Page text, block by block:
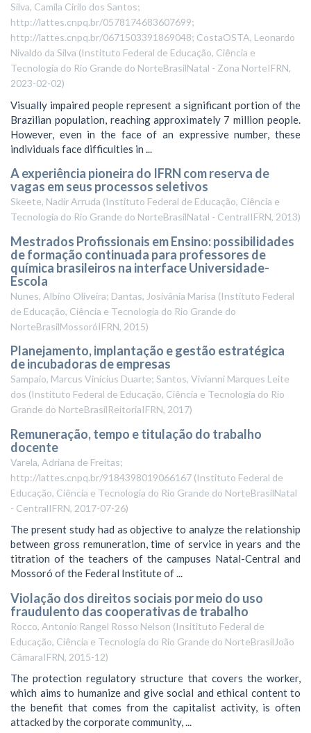
Silva, Camila Cirilo dos Santos;
http://lattes.cnpq.br/0578174683607699;
http://lattes.cnpq.br/0671503391869048; CostaOSTA, Leonardo
Nivaldo da Silva (Instituto Federal de Educação, Ciência e
Tecnologia do Rio Grande do NorteBrasilNatal - Zona NorteIFRN,
2023-02-02)
Visually impaired people represent a significant portion of the
Brazilian population, reaching approximately 7 million people.
However, even in the face of an expressive number, these
individuals face difficulties in ...
A experiência pioneira do IFRN com reserva de
vagas em seus processos seletivos
Skeete, Nadir Arruda (Instituto Federal de Educação, Ciência e
Tecnologia do Rio Grande do NorteBrasilNatal - CentralIFRN, 2013)
Mestrados Profissionais em Ensino: possibilidades
de formação continuada para professores de
química brasileiros na interface Universidade-
Escola
Nunes, Albino Oliveira; Dantas, Josivânia Marisa (Instituto Federal
de Educação, Ciência e Tecnologia do Rio Grande do
NorteBrasilMossoróIFRN, 2015)
Planejamento, implantação e gestão estratégica
de incubadoras de empresas
Sampaio, Marcus Vinícius Duarte; Santos, Vivianni Marques Leite
dos (Instituto Federal de Educação, Ciência e Tecnologia do Rio
Grande do NorteBrasilReitoriaIFRN, 2017)
Remuneração, tempo e titulação do trabalho
docente
Varela, Adriana de Freitas;
http://lattes.cnpq.br/9184398019066167 (Instituto Federal de
Educação, Ciência e Tecnologia do Rio Grande do NorteBrasilNatal
- CentralIFRN, 2017-07-26)
The present study had as objective to analyze the relationship
between gross remuneration, time of service in years and the
titration of the teachers of the campuses Natal-Central and
Mossoró of the Federal Institute of ...
Violação dos direitos sociais por meio do uso
fraudulento das cooperativas de trabalho
Rocco, Antonio Rangel Rosso Nelson (Insitituto Federal de
Educação, Ciência e Tecnologia do Rio Grande do NorteBrasilJoão
CâmaraIFRN, 2015-12)
The protection regulatory structure that covers the worker,
which aims to humanize and give social and ethical content to
the benefit that comes from the capitalist activity, is often
attacked by the corporate community, ...